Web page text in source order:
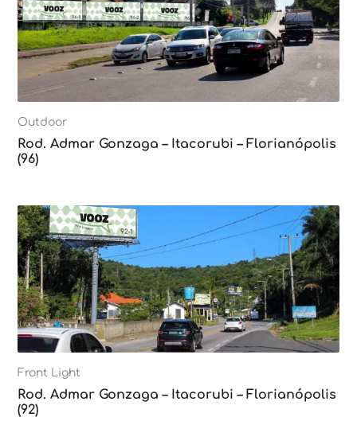
Outdoor
Rod. Admar Gonzaga – Itacorubi – Florianópolis
(96)
Front Light
Rod. Admar Gonzaga – Itacorubi – Florianópolis
(92)